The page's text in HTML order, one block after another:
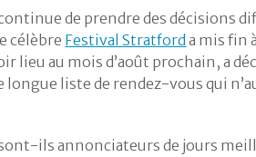
de prendre des décisions
célèbre Festival Stratford a mis fin
lieu au mois d’août prochain, a
longue liste de rendez-vous qui
ils annonciateurs de jours